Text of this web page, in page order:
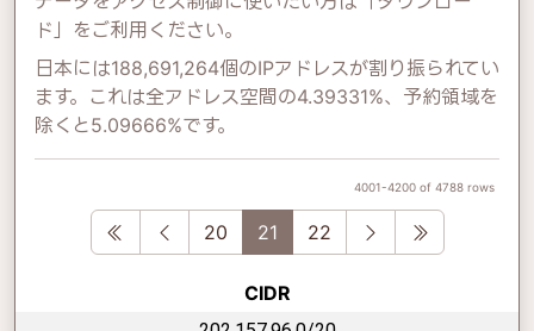
ド」をご利用ください。
日本には188,691,264個のIPアドレスが割り振られてい
ます。これは全アドレス空間の4.39331%、予約領域を
除くと5.09666%です。
4001-4200 of 4788 rows
First Previous
20 21 22 Next Last
CIDR